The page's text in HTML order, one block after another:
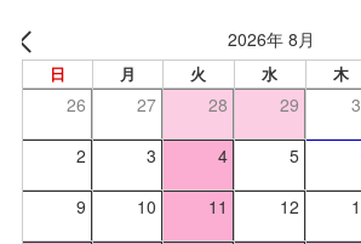
2026年 8月
日 月 火 水 木
26 27 28 29
2 3 4 5
9 10 11 12